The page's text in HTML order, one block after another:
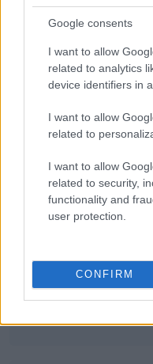
Google consents
I want to allow
related to analytics
device identifiers in
I want to allow
related to
I want to allow
related to security,
functionality and
user protection.
CONFIRM
Ciekawostki
— Ile jest w języku
dominować— Dominować
Mogą Cię